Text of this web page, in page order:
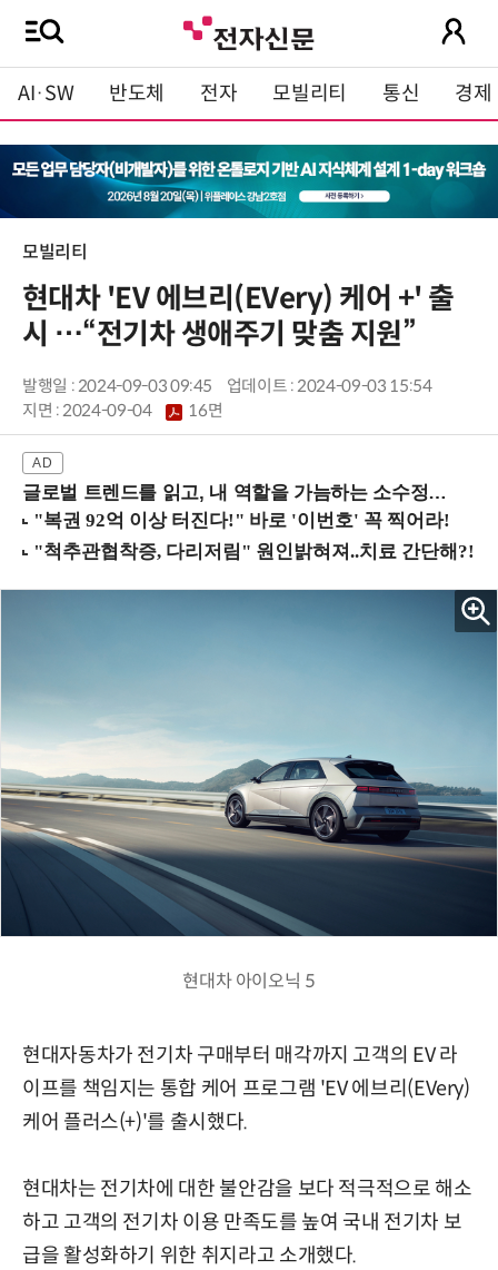
AI·SW 반도체 전자 모빌리티 통신 경제
모빌리티
현대차 'EV 에브리(EVery) 케어 +' 출
시 …“전기차 생애주기 맞춤 지원”
발행일 : 2024-09-03 09:45
업데이트 : 2024-09-03 15:54
지면 :2024-09-04 16면
글로벌 트렌드를 읽고, 내 역할을 가늠하는 소수정예 실습 워크숍 (8/28 신논현역)
현대차 아이오닉 5
현대자동차가 전기차 구매부터 매각까지 고객의 EV 라
이프를 책임지는 통합 케어 프로그램 'EV 에브리(EVery)
케어 플러스(+)'를 출시했다.
현대차는 전기차에 대한 불안감을 보다 적극적으로 해소
하고 고객의 전기차 이용 만족도를 높여 국내 전기차 보
급을 활성화하기 위한 취지라고 소개했다.